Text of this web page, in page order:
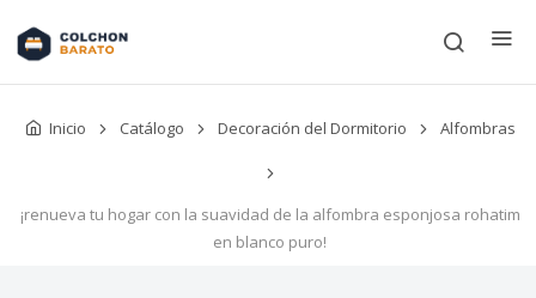
Inicio Catálogo Decoración del Dormitorio Alfombras
¡renueva tu hogar con la suavidad de la alfombra esponjosa rohatim
en blanco puro!